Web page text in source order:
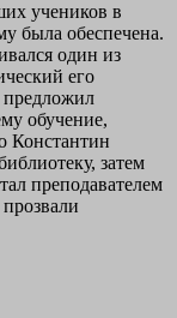
учеников в
была обеспечена.
один из
его
предложил
обучение,
Константин
затем
преподавателем